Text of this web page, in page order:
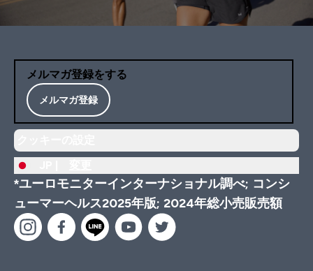
メルマガ登録をする
メルマガ登録
*ユーロモニターインターナショナル調べ; コンシ
ューマーヘルス2025年版; 2024年総小売販売額